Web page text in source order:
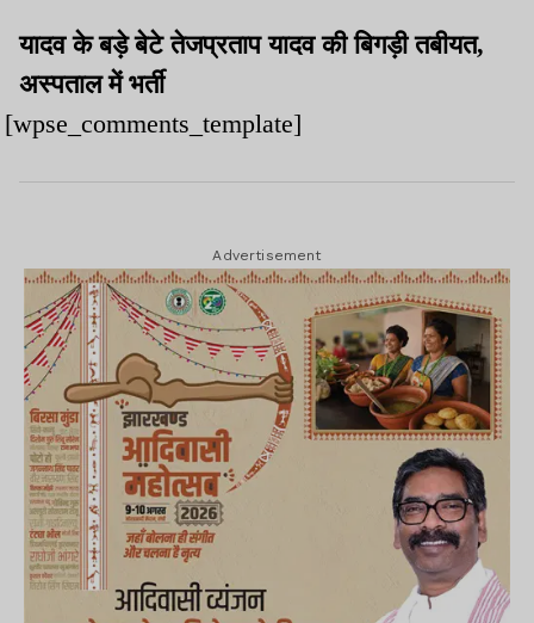
यादव के बड़े बेटे तेजप्रताप यादव की बिगड़ी तबीयत,
अस्पताल में भर्ती
[wpse_comments_template]
Advertisement